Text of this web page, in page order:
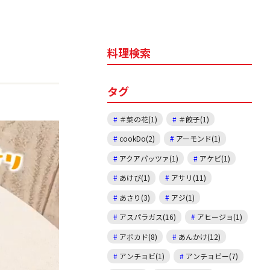
料理検索
タグ
＃菜の花(1)
＃餃子(1)
cookDo(2)
アーモンド(1)
アクアパッツァ(1)
アケビ(1)
あけび(1)
アサリ(11)
あさり(3)
アジ(1)
アスパラガス(16)
アヒージョ(1)
アボカド(8)
あんかけ(12)
アンチョビ(1)
アンチョビー(7)